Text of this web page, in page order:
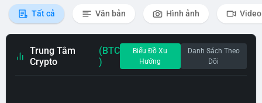
Tất cả Văn bản Hình ảnh Video
Trung Tâm
Crypto
(BTC
)
Biểu Đồ Xu
Hướng
Danh Sách Theo
Dõi